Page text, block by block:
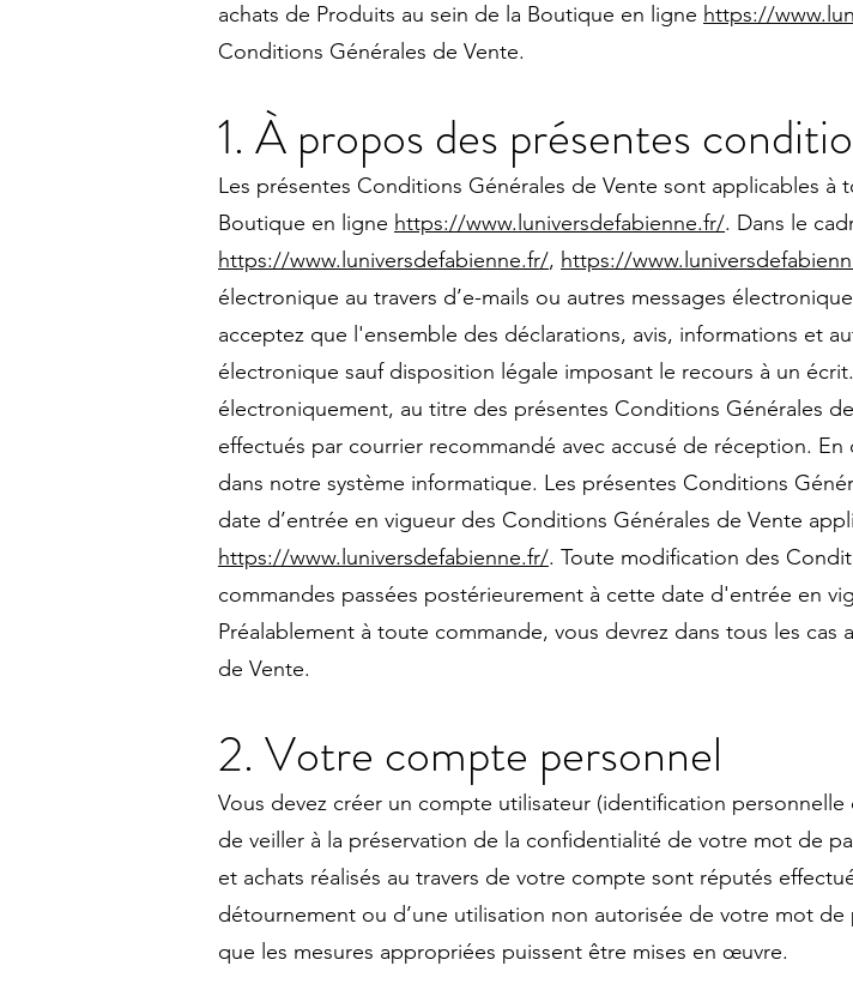
achats de Produits au sein de la Boutique en ligne https://
Conditions Générales de Vente.
1. À propos des présentes
Les présentes Conditions Générales de Vente sont applicables à
Boutique en ligne https://www.luniversdefabienne.fr/. Dans le
https://www.luniversdefabienne.fr/, https://
électronique au travers d’e-mails ou autres messages
acceptez que l'ensemble des déclarations, avis, informations et
électronique sauf disposition légale imposant le recours à un
électroniquement, au titre des présentes Conditions Générales
effectués par courrier recommandé avec accusé de réception.
dans notre système informatique. Les présentes Conditions
date d’entrée en vigueur des Conditions Générales de Vente
https://www.luniversdefabienne.fr/. Toute modification des
commandes passées postérieurement à cette date d'entrée en
Préalablement à toute commande, vous devrez dans tous les
de Vente.
2. Votre compte personnel
Vous devez créer un compte utilisateur (identification
de veiller à la préservation de la confidentialité de votre mot de
et achats réalisés au travers de votre compte sont réputés
détournement ou d’une utilisation non autorisée de votre mot
que les mesures appropriées puissent être mises en œuvre.